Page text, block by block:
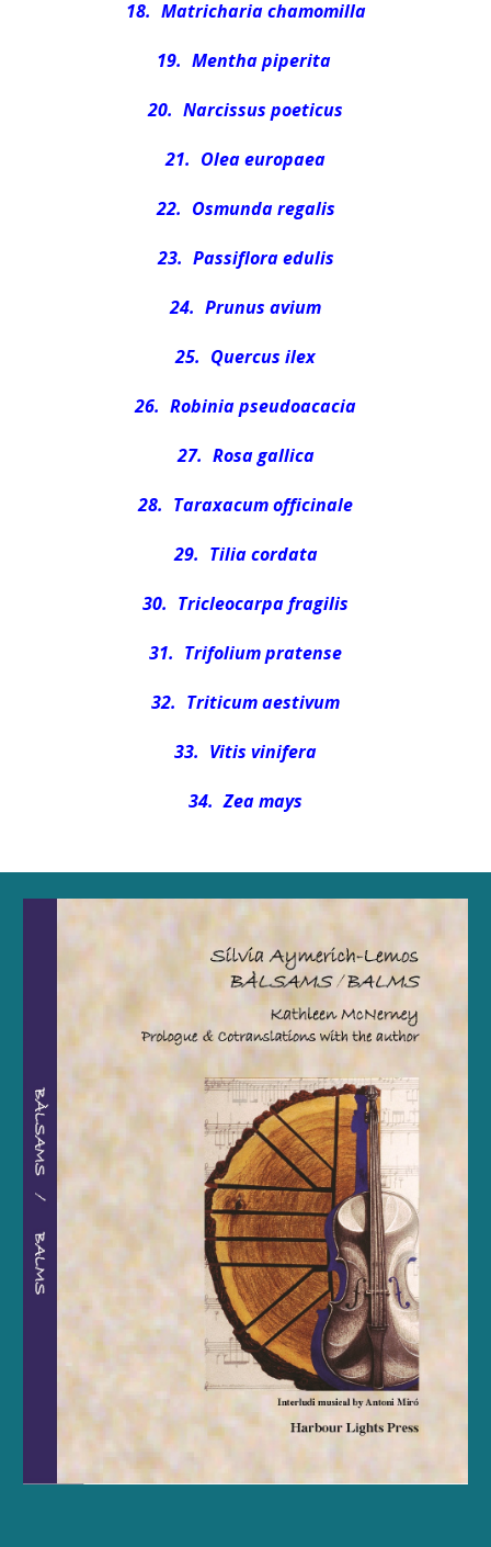
18. Matricharia chamomilla
19. Mentha piperita
20. Narcissus poeticus
21. Olea europaea
22. Osmunda regalis
23. Passiflora edulis
24. Prunus avium
25. Quercus ilex
26. Robinia pseudoacacia
27. Rosa gallica
28. Taraxacum officinale
29. Tilia cordata
30. Tricleocarpa fragilis
31. Trifolium pratense
32. Triticum aestivum
33. Vitis vinifera
34. Zea mays